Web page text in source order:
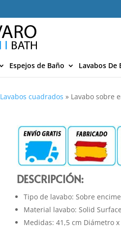
Espejos de Baño Lavabos De
Lavabos cuadrados » Lavabo sobre
DESCRIPCIÓN:
Tipo de lavabo: Sobre
Material lavabo: Solid Surface
Medidas: 41,5 cm Diámetro